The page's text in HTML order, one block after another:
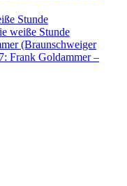
Stunde
weiße Stunde
(Braunschweiger
Frank Goldammer –